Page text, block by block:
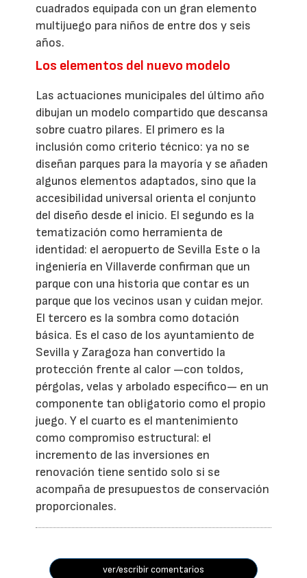
cuadrados equipada con un gran elemento
multijuego para niños de entre dos y seis
años.
Los elementos del nuevo modelo
Las actuaciones municipales del último año
dibujan un modelo compartido que descansa
sobre cuatro pilares. El primero es la
inclusión como criterio técnico: ya no se
diseñan parques para la mayoría y se añaden
algunos elementos adaptados, sino que la
accesibilidad universal orienta el conjunto
del diseño desde el inicio. El segundo es la
tematización como herramienta de
identidad: el aeropuerto de Sevilla Este o la
ingeniería en Villaverde confirman que un
parque con una historia que contar es un
parque que los vecinos usan y cuidan mejor.
El tercero es la sombra como dotación
básica. Es el caso de los ayuntamiento de
Sevilla y Zaragoza han convertido la
protección frente al calor —con toldos,
pérgolas, velas y arbolado específico— en un
componente tan obligatorio como el propio
juego. Y el cuarto es el mantenimiento
como compromiso estructural: el
incremento de las inversiones en
renovación tiene sentido solo si se
acompaña de presupuestos de conservación
proporcionales.
ver/escribir comentarios